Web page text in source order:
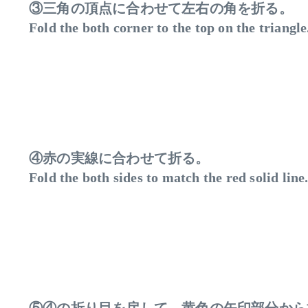
③三角の頂点に合わせて左右の角を折る。
Fold the both corner to the top on the
④赤の実線に合わせて折る。
Fold the both sides to match the red solid line.